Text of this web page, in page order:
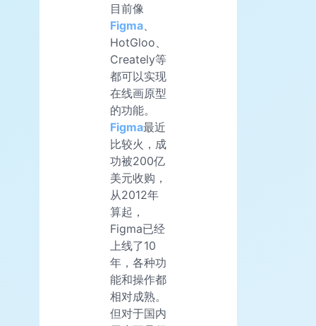
目前像
Figma
HotGloo、
Creately等
都可以实现
在线画原型
的功能。
Figma最近
比较火，成
功被200亿
美元收购，
从2012年
算起，
Figma已经
上线了10
年，各种功
能和操作都
相对成熟。
但对于国内